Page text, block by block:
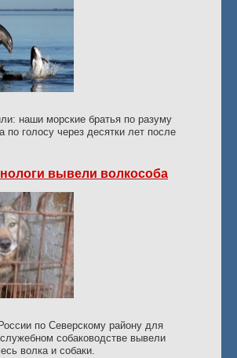
наши морские братья по разуму
по голосу через десятки лет после
вывели волкособа
по Северскому району для
собаководстве вывели
волка и собаки.